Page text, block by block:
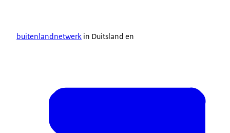
buitenlandnetwerk in Duitsland en